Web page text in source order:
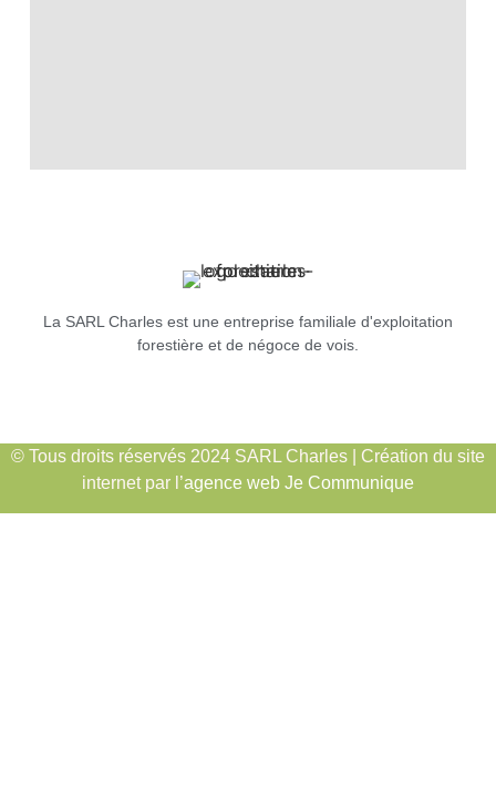
La SARL Charles est une entreprise familiale d'exploitation
forestière et de négoce de vois.
© Tous droits réservés 2024 SARL Charles | Création du site
internet par l’agence web Je Communique